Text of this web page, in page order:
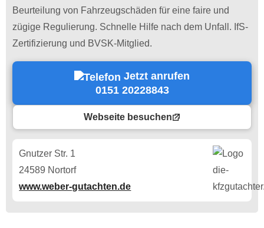
Beurteilung von Fahrzeugschäden für eine faire und
zügige Regulierung. Schnelle Hilfe nach dem Unfall. IfS-
Zertifizierung und BVSK-Mitglied.
Jetzt anrufen
0151 20228843
Webseite besuchen
Gnutzer Str. 1
24589 Nortorf
www.weber-gutachten.de